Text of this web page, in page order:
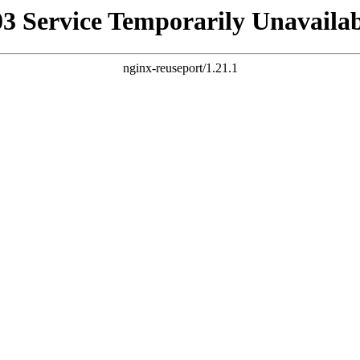
Service Temporarily
nginx-reuseport/1.21.1